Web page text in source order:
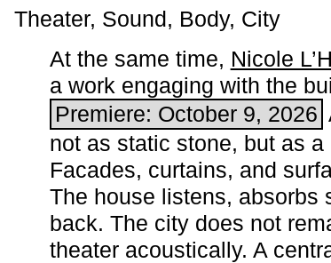
Theater, Sound, Body, City
At the same time, Nicole
a work engaging with the
Premiere: October 9, 2026
not as static stone, but as a
Facades, curtains, and
The house listens, absorbs
back. The city does not
theater acoustically. A